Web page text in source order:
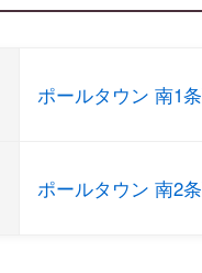
ポールタウン 南1
ポールタウン 南2